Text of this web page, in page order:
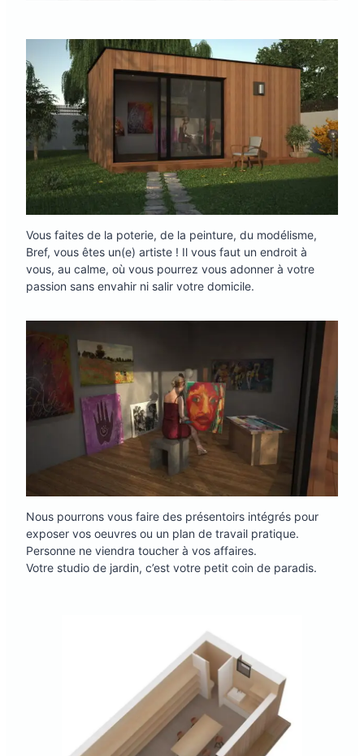
Vous faites de la poterie, de la peinture, du modélisme,
Bref, vous êtes un(e) artiste ! Il vous faut un endroit à
vous, au calme, où vous pourrez vous adonner à votre
passion sans envahir ni salir votre domicile.
Nous pourrons vous faire des présentoirs intégrés pour
exposer vos oeuvres ou un plan de travail pratique.
Personne ne viendra toucher à vos affaires.
Votre studio de jardin, c’est votre petit coin de paradis.